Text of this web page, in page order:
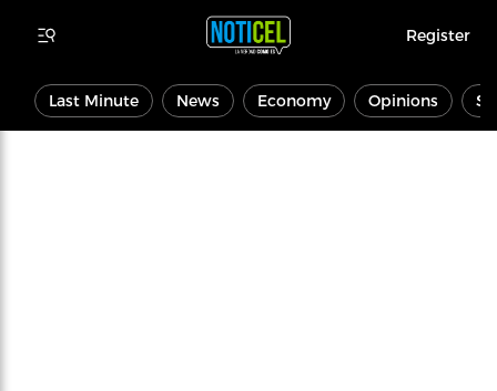
Register
Last Minute News Economy Opinions